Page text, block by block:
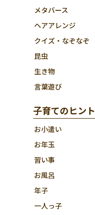
メタバース
ヘアアレンジ
クイズ・なぞなぞ
昆虫
生き物
言葉遊び
子育てのヒント
お小遣い
お年玉
習い事
お風呂
年子
一人っ子